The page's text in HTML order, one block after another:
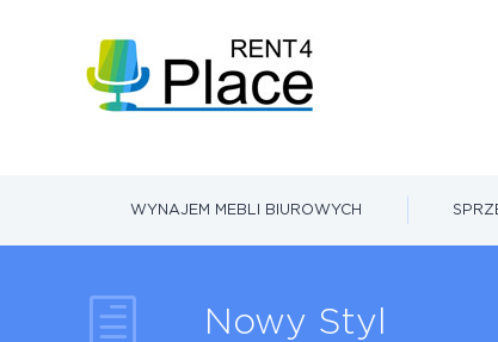
WYNAJEM MEBLI BIUROWYCH
Nowy Styl